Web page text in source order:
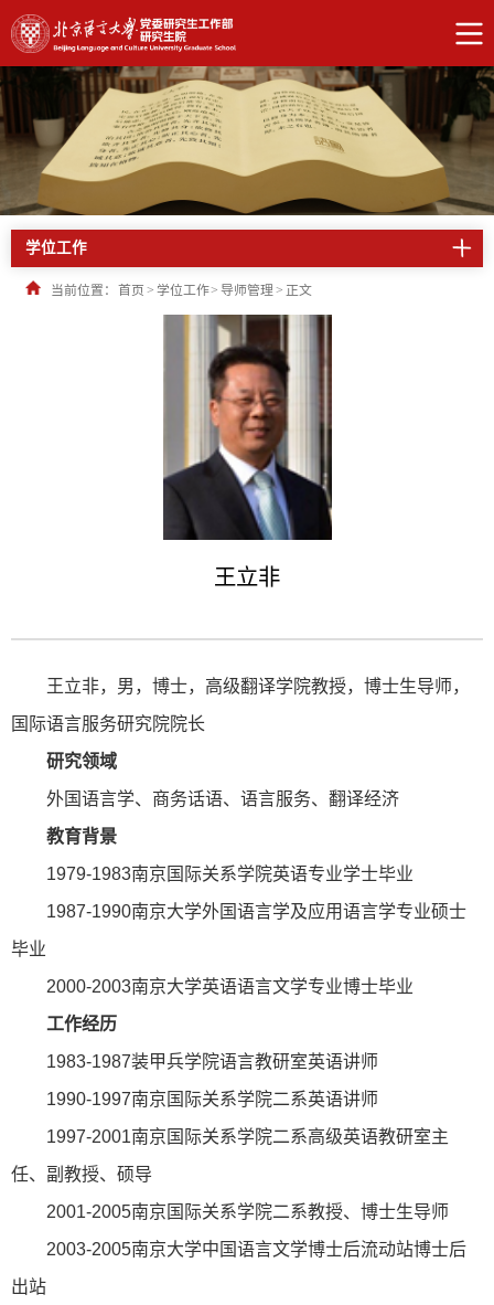
学位工作
当前位置： 首页 > 学位工作> 导师管理 > 正文
王立非
王立非，男，博士，高级翻译学院教授，博士生导师，
国际语言服务研究院院长
研究领域
外国语言学、商务话语、语言服务、翻译经济
教育背景
1979-1983南京国际关系学院英语专业学士毕业
1987-1990南京大学外国语言学及应用语言学专业硕士
毕业
2000-2003南京大学英语语言文学专业博士毕业
工作经历
1983-1987装甲兵学院语言教研室英语讲师
1990-1997南京国际关系学院二系英语讲师
1997-2001南京国际关系学院二系高级英语教研室主
任、副教授、硕导
2001-2005南京国际关系学院二系教授、博士生导师
2003-2005南京大学中国语言文学博士后流动站博士后
出站